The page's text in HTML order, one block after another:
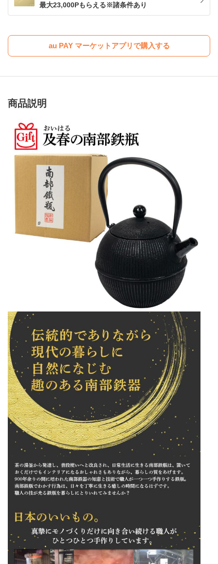
最大23,000Pもらえる※諸条件あり
au PAY マーケットアプリで購入する
商品説明